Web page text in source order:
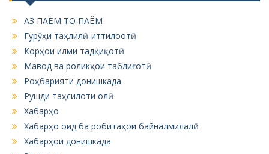
АЗ ПАЁМ ТО ПАЁМ
Гурӯҳи таҳлилӣ-иттилоотӣ
Корҳои илми тадқиқотӣ
Мавод ва роликҳои таблиғотӣ
Роҳбарияти донишкада
Рушди таҳсилоти олӣ
Хабарҳо
Хабарҳо оид ба робитаҳои байналмилалӣ
Хабарҳои донишкада